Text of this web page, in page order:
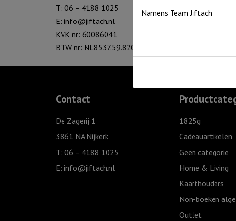
T: 06 – 4188 1025
E: info@jiftach.nl
KVK nr: 60086041
BTW nr: NL8537.59.820.B01
Contact
De Zagerij 1
3861 NA Nijkerk
T: 06 – 4188 1025
E: info@jiftach.nl
1825g
Cadeauartikelen
Geen categorie
Home & Living
Kaarthouders
Non-boeken
Outlet
Namens Team Jiftach